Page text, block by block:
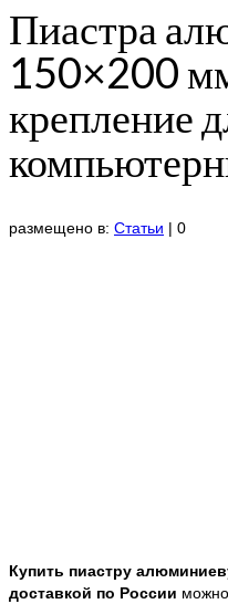
Пиастра
150×200
крепление
размещено в: Статьи | 0
Купить пиастру
доставкой по России